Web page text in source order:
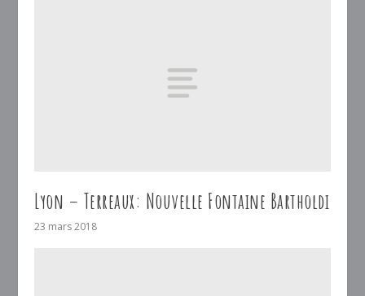
Lyon – Terreaux: Nouvelle Fontaine Bartholdi
23 mars 2018